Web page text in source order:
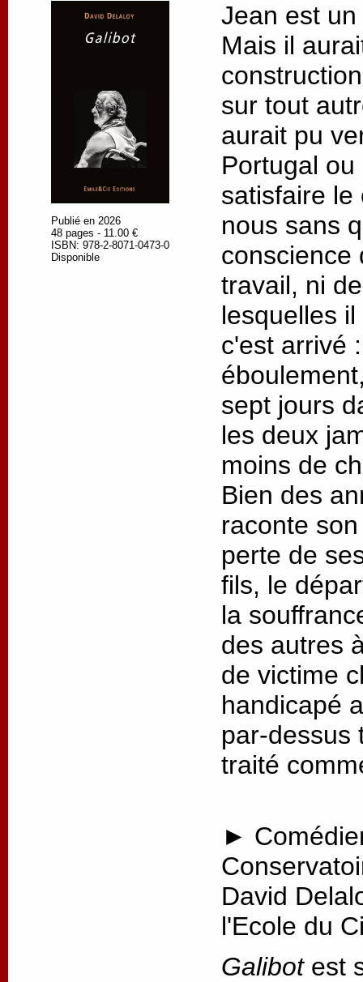
Publié en 2026
48 pages - 11.00 €
ISBN: 978-2-8071-0473-0
Disponible
Jean est
Mais il
sur tout
aurait pu
Portugal
satisfaire le
nous sans
conscience
travail, ni
lesquelles
c'est arrivé
sept jours
les deux
moins de
Bien des
raconte
perte de
fils, le
la
des autres
de victime
handicapé
par-dessus
traité
►
David
l'Ecole du
Galibotest